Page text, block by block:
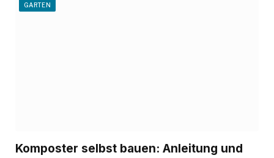
GARTEN
Komposter selbst bauen: Anleitung und